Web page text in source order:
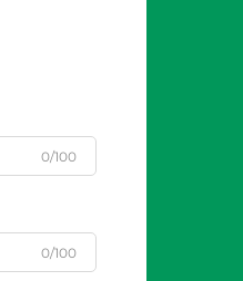
0/100
0/100